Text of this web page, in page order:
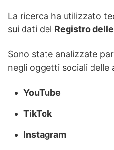
La ricerca ha utilizzato
sui dati del Registro
Sono state analizzate
negli oggetti sociali delle
YouTube
TikTok
Instagram